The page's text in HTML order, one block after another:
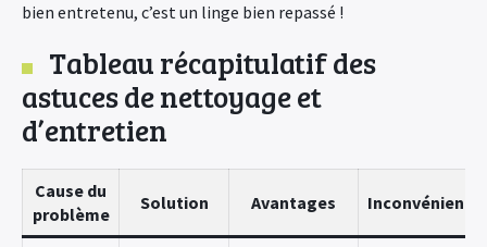
bien entretenu, c’est un linge bien repassé !
Tableau récapitulatif des
astuces de nettoyage et
d’entretien
Cause du
problème
Solution Avantages Inconvénients